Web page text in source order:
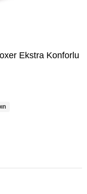
Ekstra Konforlu